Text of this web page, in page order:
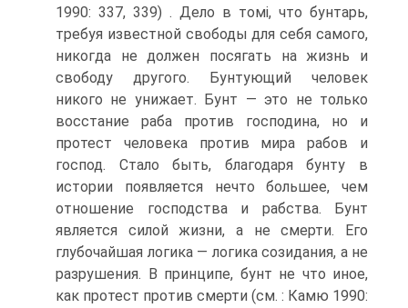
1990: 337, 339) . Дело в томі, что бунтарь,
требуя известной свободы для себя самого,
никогда не должен посягать на жизнь и
свободу другого. Бунтующий человек
никого не унижает. Бунт — это не только
восстание раба против господина, но и
протест человека против мира рабов и
господ. Стало быть, благодаря бунту в
истории появляется нечто большее, чем
отношение господства и рабства. Бунт
является силой жизни, а не смерти. Его
глубочайшая логика — логика созидания, а не
разрушения. В принципе, бунт не что иное,
как протест против смерти (см. : Камю 1990: